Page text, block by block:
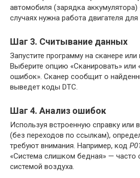
автомобиля (зарядка
случаях нужна работа двигателя
Шаг 3. Считывание данных
Запустите программу на сканере
Выберите опцию «Сканировать» или
ошибок». Сканер сообщит о
выведет коды DTC.
Шаг 4. Анализ ошибок
Используя встроенную справку или
(без переходов по ссылкам),
требуют внимания. Например, код
«Система слишком бедная» — часто
системой воздуха.